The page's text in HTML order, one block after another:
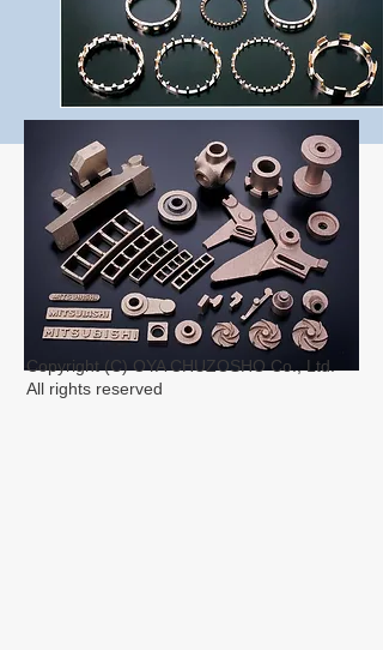
Copyright (C) OYA CHUZOSHO Co., Ltd.
All rights reserved